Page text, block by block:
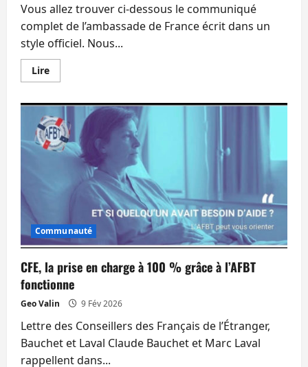
Vous allez trouver ci-dessous le communiqué
complet de l’ambassade de France écrit dans un
style officiel. Nous...
LireEn
savoir
La
Thaïlande
renonce
à
taxer
les
retraités
en
France
Communauté
CFE, la prise en charge à 100 % grâce à l’AFBT
fonctionne
Geo Valin 9 Fév 2026
Lettre des Conseillers des Français de l’Étranger,
Bauchet et Laval Claude Bauchet et Marc Laval
rappellent dans...